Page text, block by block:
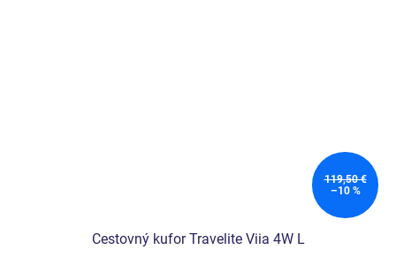
119,50 €
–10 %
Cestovný kufor Travelite Viia 4W L